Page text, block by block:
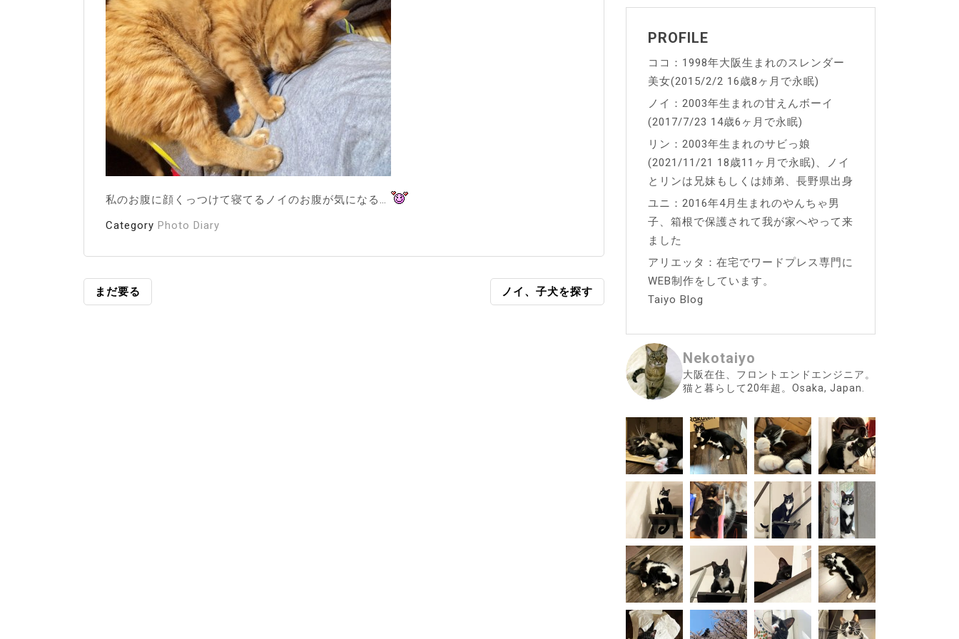
私のお腹に顔くっつけて寝てるノイのお腹が気になる…
Category Photo Diary
投
まだ要る ノイ、子犬を探す
PROFILE
ココ：1998年大阪生まれのスレンダー
美女(2015/2/2 16歳8ヶ月で永眠)
ノイ：2003年生まれの甘えんボーイ
(2017/7/23 14歳6ヶ月で永眠)
リン：2003年生まれのサビっ娘
(2021/11/21 18歳11ヶ月で永眠)、ノイ
とリンは兄妹もしくは姉弟、長野県出身
ユニ：2016年4月生まれのやんちゃ男
子、箱根で保護されて我が家へやって来
ました
アリエッタ：在宅でワードプレス専門に
WEB制作をしています。
Taiyo Blog
Nekotaiyo
大阪在住、フロントエンドエンジニア。
猫と暮らして20年超。Osaka, Japan.